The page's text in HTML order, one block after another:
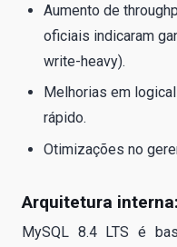
Aumento de
oficiais indicaram
write-heavy).
Melhorias em
rápido.
Otimizações no
Arquitetura
MySQL 8.4 LTS é